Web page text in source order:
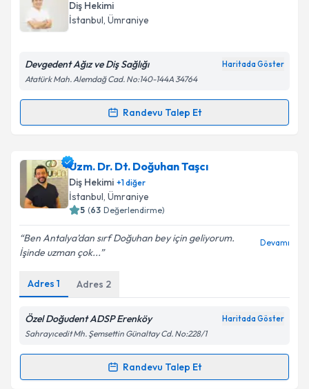
takvim hazırlandığında e-posta ile bilgilendireceğiz.
Kişisel verilerimin işlenmesine ilişkin
Metni'ni okudum ve kişisel verilerimin belirtilen
Takvim Talebini Gönder
Diş Hekimi
İstanbul, Ümraniye
Devgedent Ağız ve Diş Sağlığı Haritada Göster
Atatürk Mah. Alemdağ Cad. No:140-144A 34764
Randevu Talep Et
Randevu Takvimi Talebi
Dt. Serdar Devge için randevu takvimi talebi
oluşturun. Size bu uzmandan randevu almanız için bir
takvim hazırlandığında e-posta ile bilgilendireceğiz.
Kişisel verilerimin işlenmesine ilişkin
Metni'ni okudum ve kişisel verilerimin belirtilen
kapsamda işlenmesini kabul ediyorum.
Takvim Talebini Gönder
Uzm. Dr. Dt. Doğuhan Taşcı
Diş Hekimi +1diğer
İstanbul, Ümraniye
5 (63 Değerlendirme)
Ben Antalya’dan sırf Doğuhan bey için geliyorum.
İşinde uzman çok...
Devamı
Adres 1 Adres 2
Özel Doğudent ADSP Erenköy Haritada Göster
Sahrayıcedit Mh. Şemsettin Günaltay Cd. No:228/1
Randevu Talep Et
Randevu Takvimi Talebi